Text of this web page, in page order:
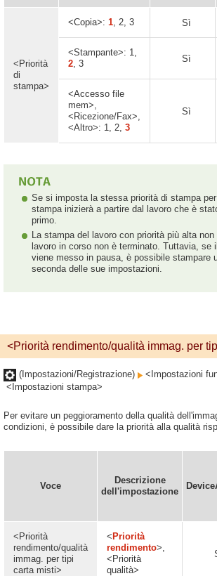
<Priorità
di
stampa>
<Copia>: 1, 2, 3 Sì
<Stampante>: 1,
2, 3 Sì
<Accesso file
mem>,
<Ricezione/Fax>,
<Altro>: 1, 2, 3
Sì
Se si imposta la stessa priorità di stampa
stampa inizierà a partire dal lavoro che è
primo.
La stampa del lavoro con priorità più alta non
lavoro in corso non è terminato. Tuttavia, se
viene messo in pausa, è possibile stampare
seconda delle sue impostazioni.
<Priorità rendimento/qualità immag. per
(Impostazioni/Registrazione) <Impostazioni
<Impostazioni stampa>
Per evitare un peggioramento della qualità
condizioni, è possibile dare la priorità alla qualità
Voce
Descrizione
dell'impostazione
<Priorità
rendimento/qualità
immag. per tipi
carta misti>
< Priorità
rendimento>,
<Priorità
qualità>